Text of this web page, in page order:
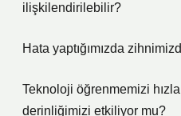
ilişkilendirilebilir?
Hata yaptığımızda
Teknoloji öğrenmemizi
derinliğimizi etkiliyor mu?